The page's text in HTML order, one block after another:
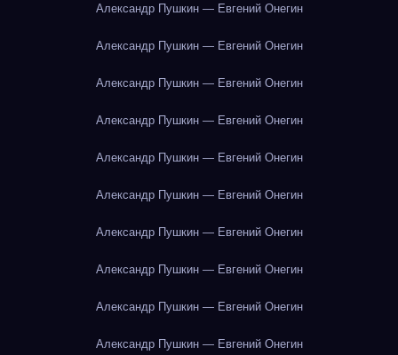
Александр Пушкин — Евгений Онегин
Александр Пушкин — Евгений Онегин
Александр Пушкин — Евгений Онегин
Александр Пушкин — Евгений Онегин
Александр Пушкин — Евгений Онегин
Александр Пушкин — Евгений Онегин
Александр Пушкин — Евгений Онегин
Александр Пушкин — Евгений Онегин
Александр Пушкин — Евгений Онегин
Александр Пушкин — Евгений Онегин